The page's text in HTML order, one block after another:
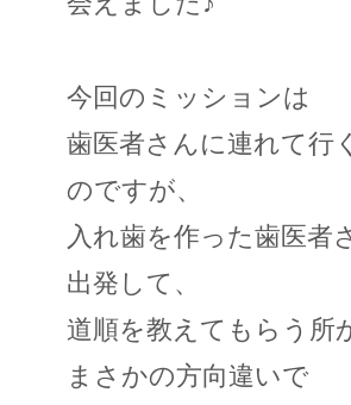
今回のミッションは
歯医者さんに連れて行
のですが、
入れ歯を作った歯医者
出発して、
道順を教えてもらう所
まさかの方向違いで